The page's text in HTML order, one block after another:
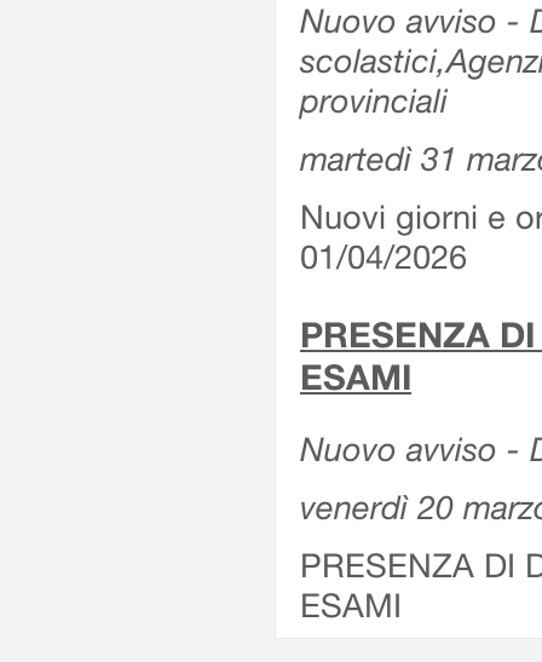
Nuovo avviso -
provinciali
martedì 31
Nuovi giorni e
01/04/2026
PRESENZA
ESAMI
Nuovo avviso -
venerdì 20
PRESENZA DI
ESAMI